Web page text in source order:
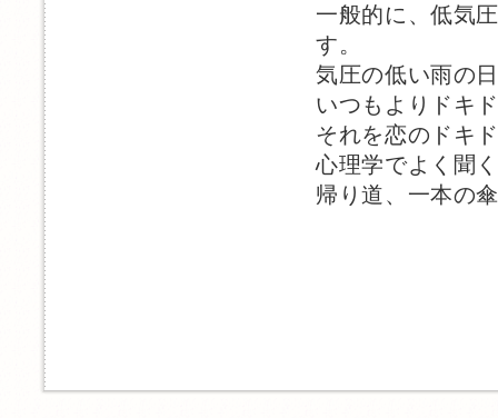
一般的に、低気
す。
気圧の低い雨の
いつもよりドキ
それを恋のドキ
心理学でよく聞
帰り道、一本の